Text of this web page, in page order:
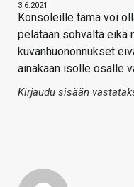
3.6.2021
Konsoleille tämä voi
pelataan sohvalta eikä
kuvanhuononnukset
ainakaan isolle osalle
Kirjaudu sisään